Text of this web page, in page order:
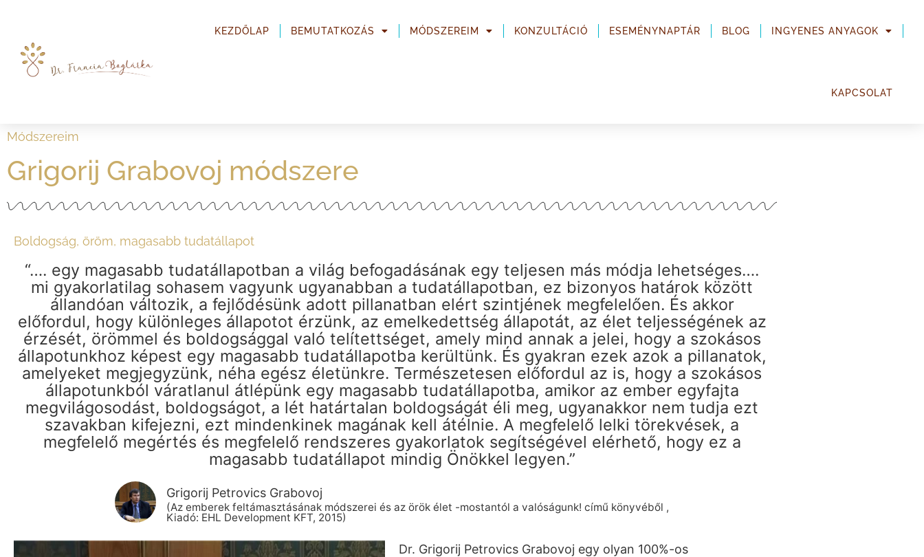
KEZDŐLAP BEMUTATKOZÁS MÓDSZEREIM KONZULTÁCIÓ ESEMÉNYNAPTÁR BLOG INGYENES ANYAGOK
KAPCSOLAT
Módszereim
Grigorij Grabovoj módszere
Boldogság, öröm, magasabb tudatállapot
“…. egy magasabb tudatállapotban a világ befogadásának egy teljesen más módja lehetséges….
mi gyakorlatilag sohasem vagyunk ugyanabban a tudatállapotban, ez bizonyos határok között
állandóan változik, a fejlődésünk adott pillanatban elért szintjének megfelelően. És akkor
előfordul, hogy különleges állapotot érzünk, az emelkedettség állapotát, az élet teljességének az
érzését, örömmel és boldogsággal való telítettséget, amely mind annak a jelei, hogy a szokásos
állapotunkhoz képest egy magasabb tudatállapotba kerültünk. És gyakran ezek azok a pillanatok,
amelyeket megjegyzünk, néha egész életünkre. Természetesen előfordul az is, hogy a szokásos
állapotunkból váratlanul átlépünk egy magasabb tudatállapotba, amikor az ember egyfajta
megvilágosodást, boldogságot, a lét határtalan boldogságát éli meg, ugyanakkor nem tudja ezt
szavakban kifejezni, ezt mindenkinek magának kell átélnie. A megfelelő lelki törekvések, a
megfelelő megértés és megfelelő rendszeres gyakorlatok segítségével elérhető, hogy ez a
magasabb tudatállapot mindig Önökkel legyen.”
Grigorij Petrovics Grabovoj
(Az emberek feltámasztásának módszerei és az örök élet -mostantól a valóságunk! című könyvéből ,
Kiadó: EHL Development KFT, 2015)
Dr. Grigorij Petrovics Grabovoj egy olyan 100%-os